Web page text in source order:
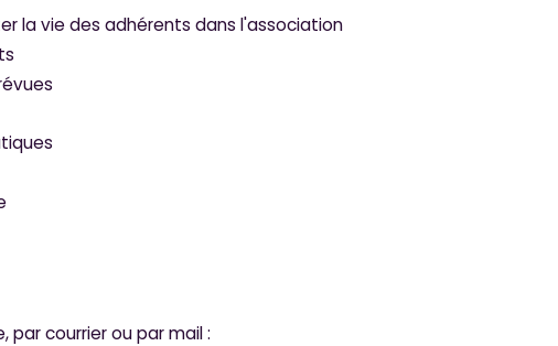
la vie des adhérents dans l'association
par courrier ou par mail :